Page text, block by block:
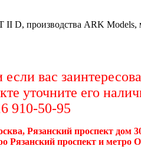
D, производства ARK Models,
вас
уточните его
910-50-95
Рязанский проспект дом
Рязанский проспект и метро